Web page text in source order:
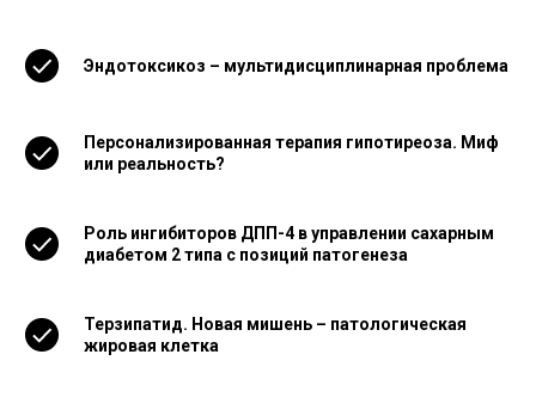
Эндотоксикоз – мультидисциплинарная проблема
Персонализированная терапия гипотиреоза. Миф
или реальность?
Роль ингибиторов ДПП-4 в управлении сахарным
диабетом 2 типа с позиций патогенеза
Терзипатид. Новая мишень – патологическая
жировая клетка